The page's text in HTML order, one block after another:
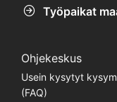
Työpaikat
Ohjekeskus
Usein kysytyt
(FAQ)